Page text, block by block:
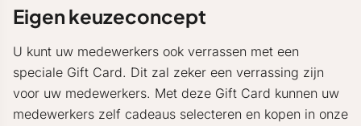
Eigen keuzeconcept
U kunt uw medewerkers ook verrassen met een
speciale Gift Card. Dit zal zeker een verrassing zijn
voor uw medewerkers. Met deze Gift Card kunnen uw
medewerkers zelf cadeaus selecteren en kopen in onze